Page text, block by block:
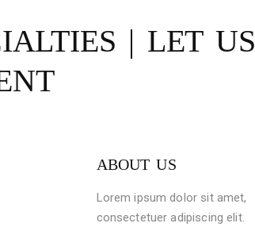
| LET US
ABOUT US
Lorem ipsum dolor sit amet,
consectetuer adipiscing elit.